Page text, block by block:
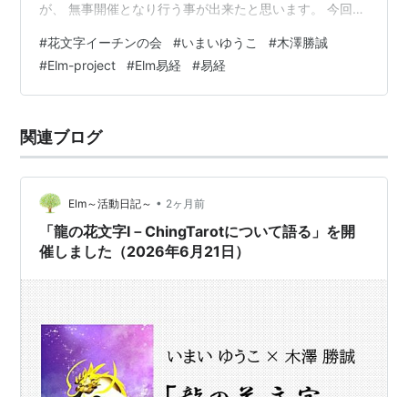
が、 無事開催となり行う事が出来たと思います。 今回は
木澤先生よりお話されました。 いこ先生からはカードの
絵柄の花文字に込めた意味を、 木澤先生からはそれぞれ
の卦の解説がされました。 毎回の4つのカードの読み解
た。 読み解きのコーナーも恒例の 大喜利みたいな感じに
なってきて…
#花文字イーチンの会 #いまいゆうこ #木澤勝誠
#Elm-project #Elm易経 #易経
関連ブログ
Elm～活動日記～ • 2ヶ月前
「龍の花文字I－ChingTarotについて語る」を開
催しました（2026年6月21日）